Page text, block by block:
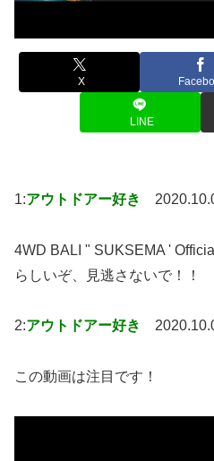
X
LINE
1:アウトドアー好き
4WD BALI " SUKSEMA '
らしいぞ、見逃さないで！！
2:アウトドアー好き
この動画は注目です！